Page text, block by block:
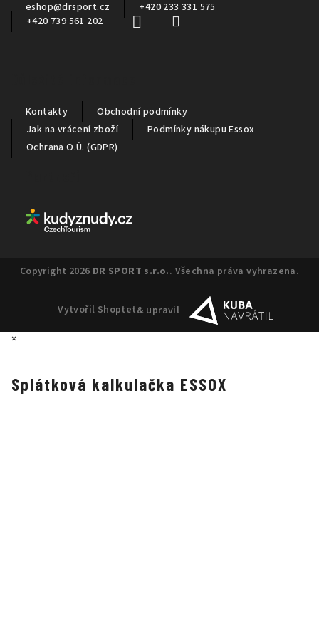
eshop@drsport.cz
+420 233 331 575
+420 739 561 202
Kontakty
Obchodní podmínky
Jak na vrácení zboží
Podmínky nákupu Essox
Ochrana O.Ú. (GDPR)
Copyright 2026 DR SPORT s.r.o.. Všechna práva vyhrazena.
Vytvořil Shoptet& upravil
×
Splátková kalkulačka ESSOX